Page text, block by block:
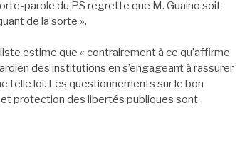
parole du PS regrette que M. Guaino soit
de la sorte ».
estime que « contrairement à ce qu’affirme
des institutions en s’engageant à rassurer
telle loi. Les questionnements sur le bon
protection des libertés publiques sont